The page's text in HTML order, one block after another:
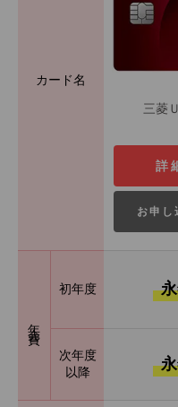
カード名
三菱
詳
お申し
年会費
初年度
次年度
以降